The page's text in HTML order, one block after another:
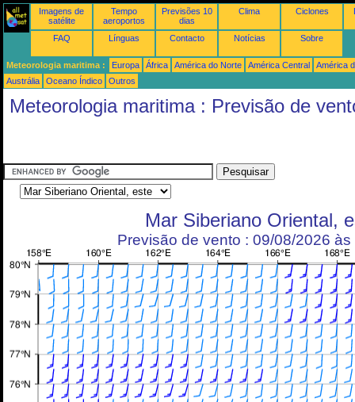
Imagens de
satélite
Tempo
aeroportos
Previsões 10
dias
Clima Ciclones
FAQ Línguas Contacto Notícias Sobre
Meteorologia maritima : Europa África América do Norte América Central
América
Austrália
Oceano Índico Outros
Meteorologia maritima : Previsão de
Mar Siberiano Oriental,
Previsão de vento : 09/08/2026 às